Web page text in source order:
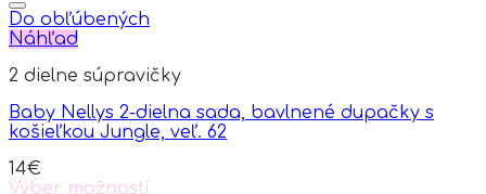
Do obľúbených
Náhľad
2 dielne súpravičky
Baby Nellys 2-dielna sada, bavlnené dupačky s
košieľkou Jungle, veľ. 62
14€
Výber možností